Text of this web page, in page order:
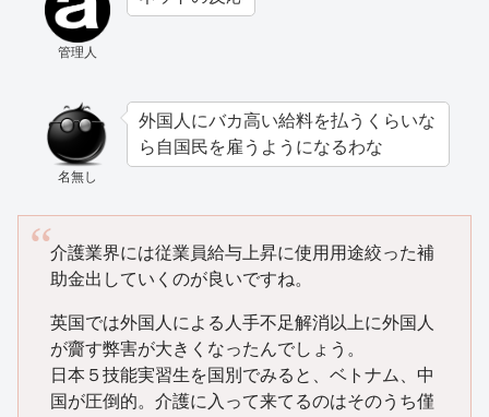
管理人
名無し
外国人にバカ高い給料を払うくらいな
ら自国民を雇うようになるわな
介護業界には従業員給与上昇に使用用途絞った補
助金出していくのが良いですね。
英国では外国人による人手不足解消以上に外国人
が齎す弊害が大きくなったんでしょう。
日本５技能実習生を国別でみると、ベトナム、中
国が圧倒的。介護に入って来てるのはそのうち僅